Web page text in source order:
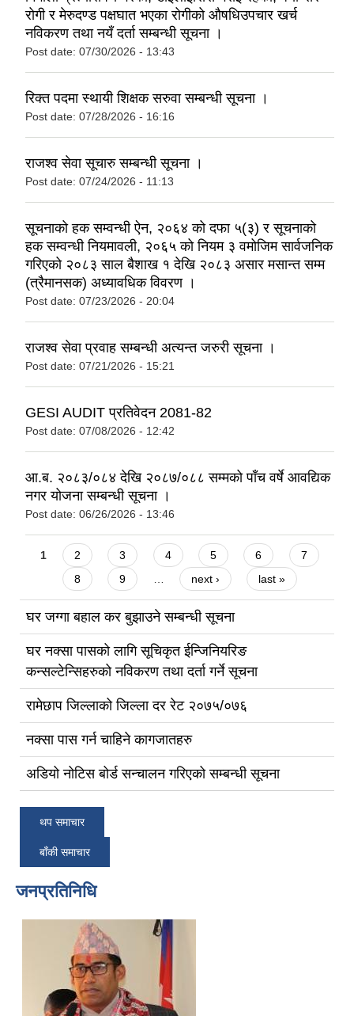
रोगी र मेरुदण्ड पक्षघात भएका रोगीको औषधिउपचार खर्च
नविकरण तथा नयँ दर्ता सम्बन्धी सूचना ।
Post date: 07/30/2026 - 13:43
रिक्त पदमा स्थायी शिक्षक सरुवा सम्बन्धी सूचना ।
Post date: 07/28/2026 - 16:16
राजश्व सेवा सूचारु सम्बन्धी सूचना ।
Post date: 07/24/2026 - 11:13
सूचनाको हक सम्वन्धी ऐन, २०६४ को दफा ५(३) र सूचनाको
हक सम्वन्धी नियमावली, २०६५ को नियम ३ वमोजिम सार्वजनिक
गरिएको २०८३ साल बैशाख १ देखि २०८३ असार मसान्त सम्म
(त्रैमानसक) अध्यावधिक विवरण ।
Post date: 07/23/2026 - 20:04
राजश्व सेवा प्रवाह सम्बन्धी अत्यन्त जरुरी सूचना ।
Post date: 07/21/2026 - 15:21
GESI AUDIT प्रतिवेदन 2081-82
Post date: 07/08/2026 - 12:42
आ.ब. २०८३/०८४ देखि २०८७/०८८ सम्मको पाँच वर्षे आवद्यिक
नगर योजना सम्बन्धी सूचना ।
Post date: 06/26/2026 - 13:46
Pages
1 2 3 4 5 6
7
8
9 … next › last »
घर जग्गा बहाल कर बुझाउने सम्बन्धी सूचना
घर नक्सा पासको लागि सूचिकृत ईन्जिनियरिङ
कन्सल्टेन्सिहरुको नविकरण तथा दर्ता गर्ने सूचना
रामेछाप जिल्लाको जिल्ला दर रेट २०७५/०७६
नक्सा पास गर्न चाहिने कागजातहरु
अडियो नोटिस बोर्ड सन्चालन गरिएको सम्बन्धी सूचना
थप समाचार
बाँकी समाचार
जनप्रतिनिधि